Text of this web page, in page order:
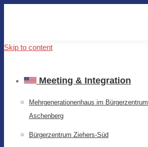
Skip to content
Meeting & Integration
Mehrgenerationenhaus im Bürgerzentrum
Aschenberg
Bürgerzentrum Ziehers-Süd